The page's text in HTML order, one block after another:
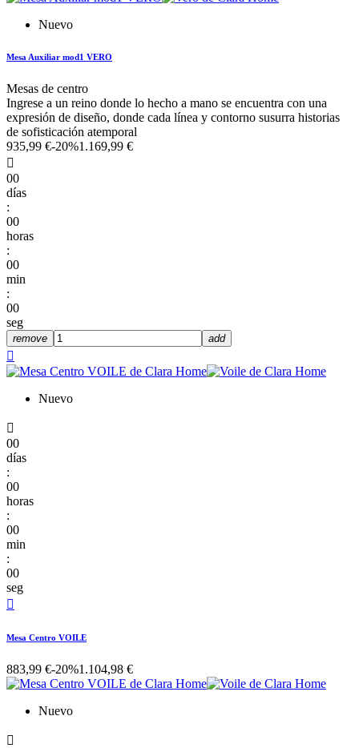
Nuevo
Mesa Auxiliar mod1 VERO
Mesas de centro
Ingrese a un reino donde lo hecho a mano se encuentra con una
expresión de diseño, donde cada línea y contorno susurra historias
de sofisticación atemporal
935,99 €-20%1.169,99 €

00
días
:
00
horas
:
00
min
:
00
seg
remove add

Nuevo

00
días
:
00
horas
:
00
min
:
00
seg

Mesa Centro VOILE
883,99 €-20%1.104,98 €
Nuevo
